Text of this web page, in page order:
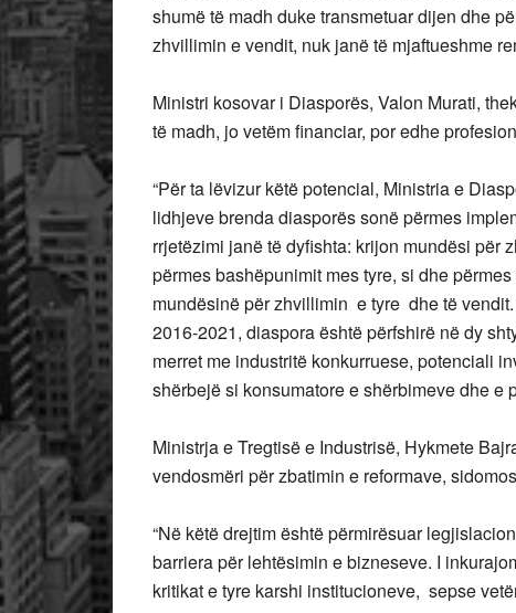
shumë të madh duke transmetuar dijen dhe
zhvillimin e vendit, nuk janë të mjaftueshme
Ministri kosovar i Diasporës, Valon Murati,
të madh, jo vetëm financiar, por edhe
“Për ta lëvizur këtë potencial, Ministria e
lidhjeve brenda diasporës sonë përmes
rrjetëzimi janë të dyfishta: krijon mundësi për
përmes bashëpunimit mes tyre, si dhe
mundësinë për zhvillimin e tyre dhe të
2016-2021, diaspora është përfshirë në dy
merret me industritë konkurruese, potenciali
shërbejë si konsumatore e shërbimeve dhe e
Ministrja e Tregtisë e Industrisë, Hykmete
vendosmëri për zbatimin e reformave,
“Në këtë drejtim është përmirësuar
barriera për lehtësimin e bizneseve. I
kritikat e tyre karshi institucioneve, sepse